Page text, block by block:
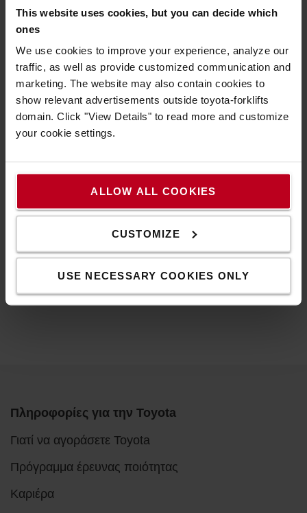
This website uses cookies, but you can decide which
ones
We use cookies to improve your experience, analyze our
traffic, as well as provide customized communication and
marketing. The website may also contain cookies to
show relevant advertisements outside toyota-forklifts
domain. Click "View Details" to read more and customize
your cookie settings.
ALLOW ALL COOKIES
CUSTOMIZE
USE NECESSARY COOKIES ONLY
- Πόσο ψηλά χρειάζεται να σηκώσετε το φορτίο
- Πόσο ζυγίζει το φορτίο και τι κέντρο βάρους έχει
- Εάν έχετε ράμπα φόρτωσης **
* Με περιορισμούς ύψους εννοούμε το χαμηλότερο
ύψος κάτω από το οποίο πρέπει να πάει το
φορτηγό, τόσο κατά την εκφόρτωση, όσο και κατά
τη διάρκεια της ίδιας της εργασίας. Για
υπάρχουν άλλες επιλογές εκφόρτωσης; Το
μηχάνημα συχνά αποστέλλεται με φορτηγό και,
ανάλογα με το αν έχετε ή όχι ράμπα φόρτωσης,
Πληροφορίες για την Toyota
Γιατί να αγοράσετε Toyota
Πρόγραμμα έρευνας ποιότητας
Καριέρα